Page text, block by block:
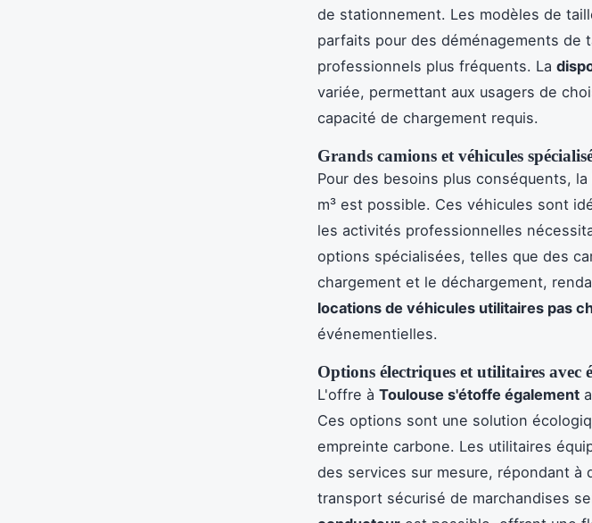
de stationnement. Les modèles de
parfaits pour des déménagements de
professionnels plus fréquents. La
variée, permettant aux usagers de
capacité de chargement requis.
Grands camions et véhicules
Pour des besoins plus conséquents,
m³ est possible. Ces véhicules sont
les activités professionnelles
options spécialisées, telles que des
chargement et le déchargement,
locations de véhicules utilitaires pas
événementielles.
Options électriques et utilitaires avec
L'offre à Toulouse s'étoffe également
Ces options sont une solution
empreinte carbone. Les utilitaires
des services sur mesure, répondant à
transport sécurisé de marchandises